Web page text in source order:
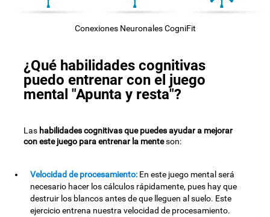
Conexiones Neuronales CogniFit
¿Qué habilidades cognitivas
puedo entrenar con el juego
mental "Apunta y resta"?
Las habilidades cognitivas que puedes ayudar a mejorar
con este juego para entrenar la menteson:
Velocidad de procesamiento: En este juego mental será
necesario hacer los cálculos rápidamente, pues hay que
destruir los blancos antes de que lleguen al suelo. Este
ejercicio entrena nuestra velocidad de procesamiento.